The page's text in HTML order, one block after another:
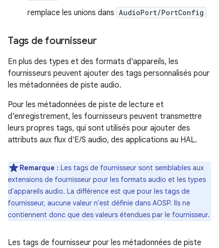
remplace les unions dans AudioPort/PortConfig
Tags de fournisseur
En plus des types et des formats d'appareils, les
fournisseurs peuvent ajouter des tags personnalisés pour
les métadonnées de piste audio.
Pour les métadonnées de piste de lecture et
d'enregistrement, les fournisseurs peuvent transmettre
leurs propres tags, qui sont utilisés pour ajouter des
attributs aux flux d'E/S audio, des applications au HAL.
Remarque : Les tags de fournisseur sont semblables aux
extensions de fournisseur pour les formats audio et les types
d'appareils audio. La différence est que pour les tags de
fournisseur, aucune valeur n'est définie dans AOSP. Ils ne
contiennent donc que des valeurs étendues par le fournisseur.
Les tags de fournisseur pour les métadonnées de piste